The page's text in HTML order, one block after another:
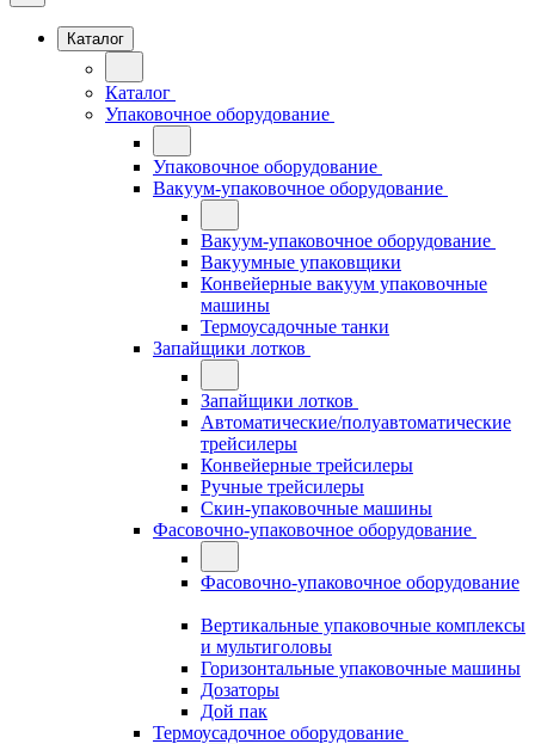
Каталог
Каталог
Упаковочное оборудование
Упаковочное оборудование
Вакуум-упаковочное оборудование
Вакуум-упаковочное оборудование
Вакуумные упаковщики
Конвейерные вакуум упаковочные
машины
Термоусадочные танки
Запайщики лотков
Запайщики лотков
Автоматические/полуавтоматические
трейсилеры
Конвейерные трейсилеры
Ручные трейсилеры
Скин-упаковочные машины
Фасовочно-упаковочное оборудование
Фасовочно-упаковочное оборудование
Вертикальные упаковочные комплексы
и мультиголовы
Горизонтальные упаковочные машины
Дозаторы
Дой пак
Термоусадочное оборудование